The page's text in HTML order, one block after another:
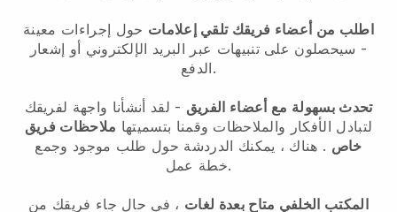
اطلب من أعضاء فريقك تلقي إعلامات حول إجراءات معينة
- سيحصلون على تنبيهات عبر البريد الإلكتروني أو إشعار
الدفع.
تحدث بسهولة مع أعضاء الفريق - لقد أنشأنا واجهة لفريقك
لتبادل الأفكار والملاحظات وقمنا بتسميتها ملاحظات فريق
خاص . هناك ، يمكنك الدردشة حول طلب موجود وجمع
خطة عمل.
المكتب الخلفي متاح بعدة لغات ، في حال جاء فريقك من